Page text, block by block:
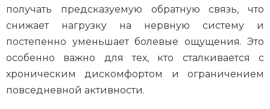
получать предсказуемую обратную связь, что
снижает нагрузку на нервную систему и
постепенно уменьшает болевые ощущения. Это
особенно важно для тех, кто сталкивается с
хроническим дискомфортом и ограничением
повседневной активности.